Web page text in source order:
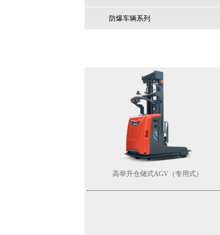
防爆车辆系列
高举升仓储式AGV（专用式）